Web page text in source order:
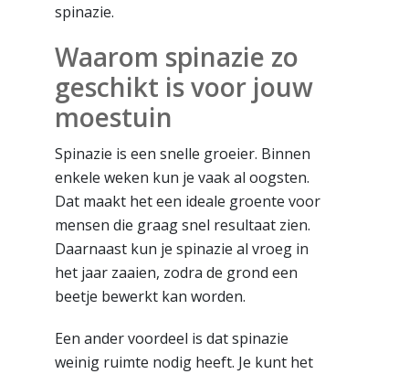
spinazie.
Waarom spinazie zo
geschikt is voor jouw
moestuin
Spinazie is een snelle groeier. Binnen
enkele weken kun je vaak al oogsten.
Dat maakt het een ideale groente voor
mensen die graag snel resultaat zien.
Daarnaast kun je spinazie al vroeg in
het jaar zaaien, zodra de grond een
beetje bewerkt kan worden.
Een ander voordeel is dat spinazie
weinig ruimte nodig heeft. Je kunt het